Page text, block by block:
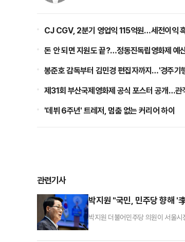
CJ CGV, 2분기 영업익 115억원…세전이익
돈 안 되면 지원도 끝?…정동진독립영화제 예
봉준호 감독부터 김민경 편집자까지…'경주기
제31회 부산국제영화제 공식 포스터 공개…관
'데뷔 6주년' 트레저, 멈춤 없는 커리어 하이
관련기사
박지원 "국민, 민주당 향해 '
박지원 더불어민주당 의원이 서울
라며 이같이 적었다.이어 "'윤어게인